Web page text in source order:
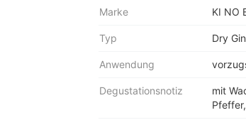
Marke KI NO
Typ Dry Gin
Anwendung
Degustationsnotiz
mit